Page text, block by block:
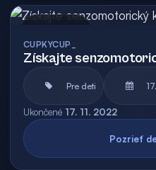
CUPKYCUP_
Získajte
Pre deti
Ukončené 17. 11. 2022
Pozrieť